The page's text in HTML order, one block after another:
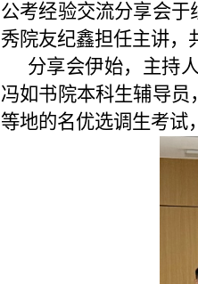
公考经验交流分享会于
秀院友纪鑫担任主讲，
分享会伊始，主持
冯如书院本科生辅导
等地的名优选调生考试